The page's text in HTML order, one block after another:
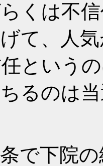
くは不
て、人
という
るのは
で下院